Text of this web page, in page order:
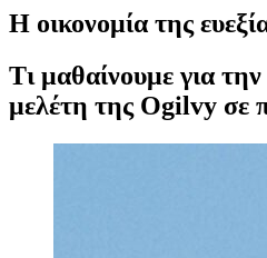
Η οικονομία της
Τι μαθαίνουμε για
μελέτη της Ogilvy σε